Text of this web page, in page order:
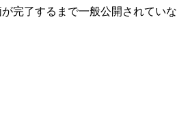
完了するまで一般公開されていな